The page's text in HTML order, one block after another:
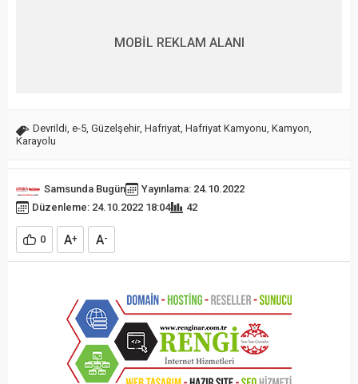
MOBİL REKLAM ALANI
Devrildi, e-5, Güzelşehir, Hafriyat, Hafriyat Kamyonu, Kamyon,
Karayolu
Samsunda Bugün
Yayınlama: 24.10.2022
Düzenleme: 24.10.2022 18:04
42
0 A+ A-